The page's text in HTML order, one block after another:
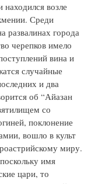
возле
Среди
развалинах города
черепков имело
вина и
случайные
и два
об “Айазан
со
поклонение
вошло в культ
миру.
имя
цари, то